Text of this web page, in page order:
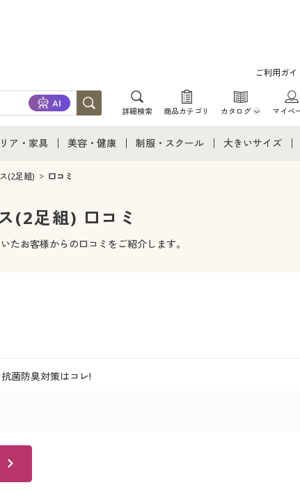
ご利用ガイ
詳細検索 商品カテゴリ カタログ
カタログ・チラシからのご注文
マイペ
ア・家具
ア・家具通販すべて
美容・健康
美容・健康通販すべて
美容・健康・サプリメント
制服・スクール
ジュニア・ティーンズ下着
大きいサイズ
(2足組) 口コミ
(2足組) 口コミ
たお客様からの口コミをご紹介します。
菌防臭対策はコレ!